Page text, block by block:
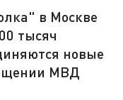
в Москве
тысяч
новые
МВД